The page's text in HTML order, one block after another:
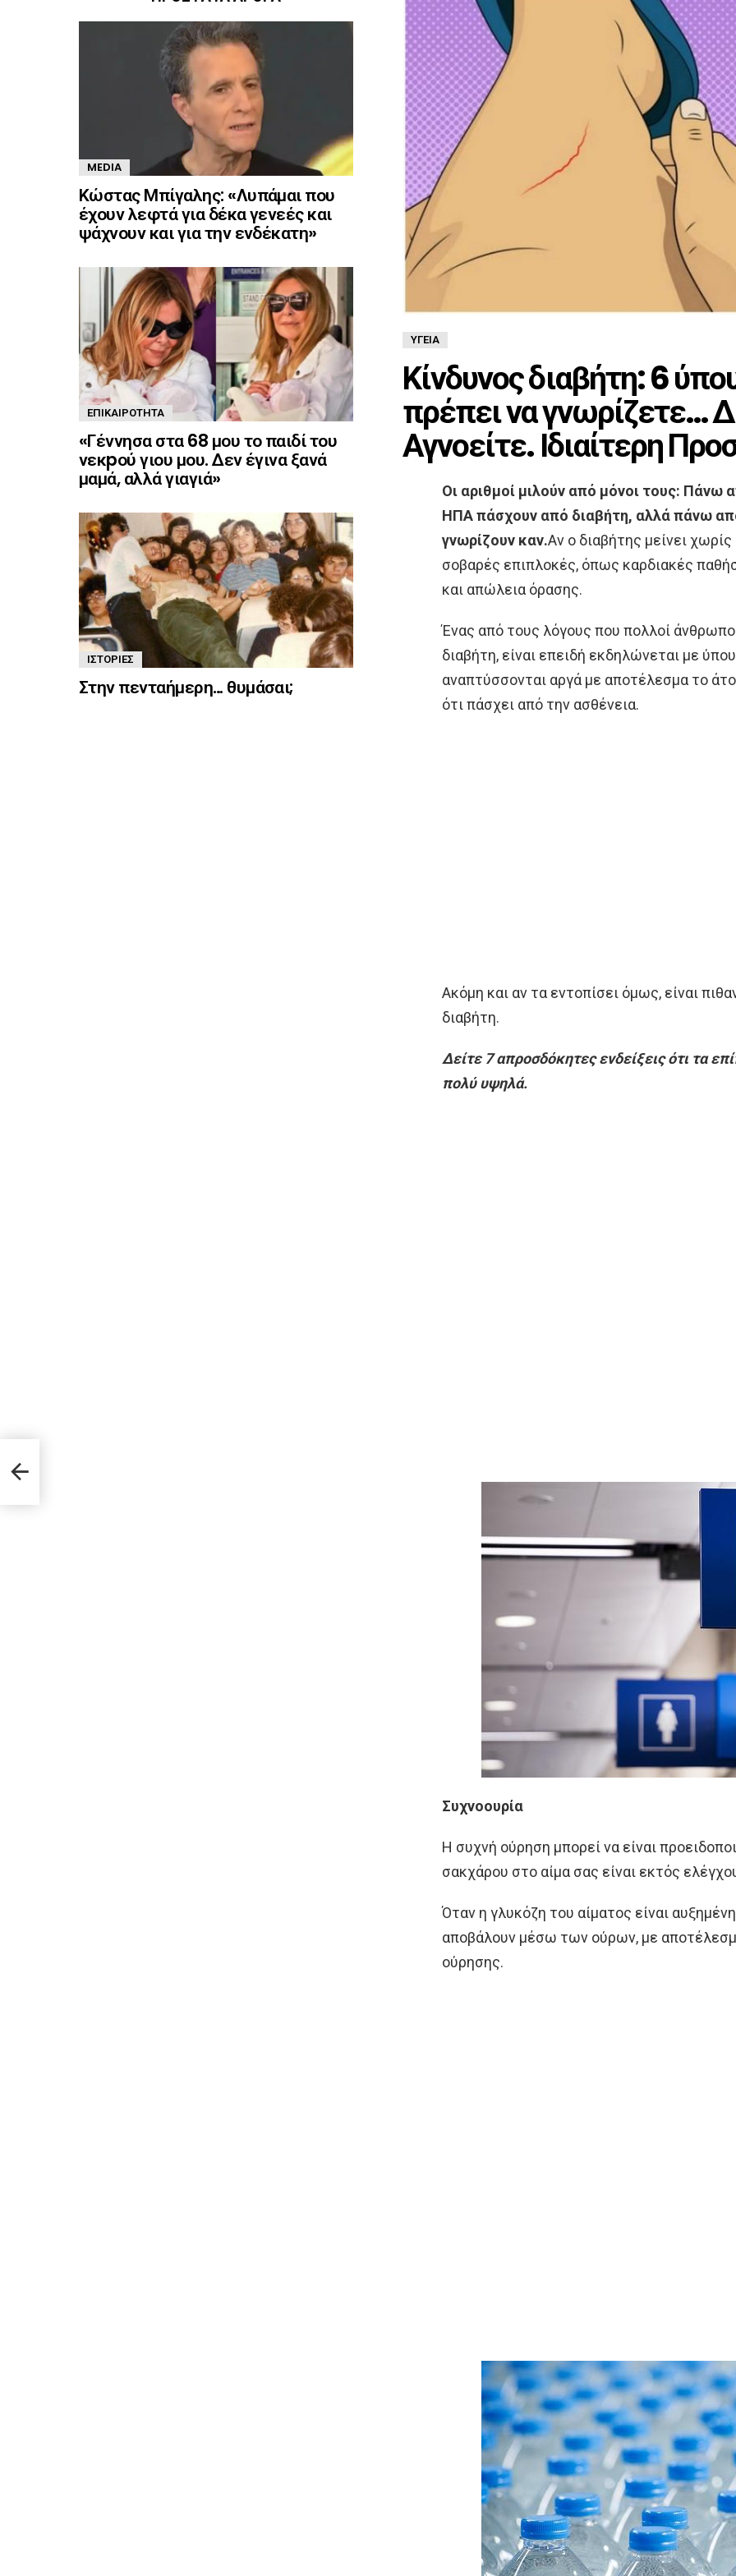
ΥΓΕΊΑ
Κίνδυνος διαβήτη: 6
πρέπει να γνωρίζετε…
Αγνοείτε. Ιδιαίτερη
Οι αριθμοί μιλούν από μόνοι τους: Πάνω
ΗΠΑ πάσχουν από διαβήτη, αλλά πάνω
γνωρίζουν καν.Αν ο διαβήτης μείνει
σοβαρές επιπλοκές, όπως καρδιακές
και απώλεια όρασης.
Ένας από τους λόγους που πολλοί
διαβήτη, είναι επειδή εκδηλώνεται με
αναπτύσσονται αργά με αποτέλεσμα το
ότι πάσχει από την ασθένεια.
Ακόμη και αν τα εντοπίσει όμως, είναι
διαβήτη.
Δείτε 7 απροσδόκητες ενδείξεις ότι τα
πολύ υψηλά.
Συχνοουρία
Η συχνή ούρηση μπορεί να είναι
σακχάρου στο αίμα σας είναι εκτός
Όταν η γλυκόζη του αίματος είναι
αποβάλουν μέσω των ούρων, με
ούρησης.
MEDIA
Κώστας Μπίγαλης: «Λυπάμαι που
έχουν λεφτά για δέκα γενεές και
ψάχνουν και για την ενδέκατη»
ΕΠΙΚΑΙΡΌΤΗΤΑ
«Γέννησα στα 68 μου το παιδί του
νεκpού γιου μου. Δεν έγινα ξανά
μαμά, αλλά γιαγιά»
ΙΣΤΟΡΊΕΣ
Στην πενταήμερη… θυμάσαι;